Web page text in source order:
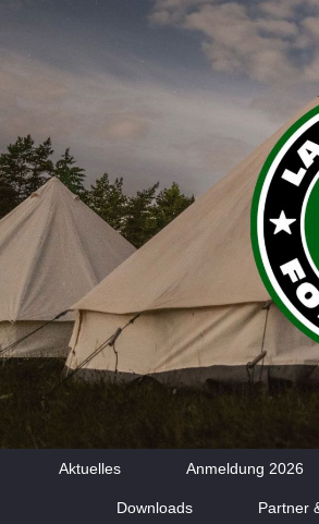
Aktuelles Anmeldung 2026
Downloads Partner